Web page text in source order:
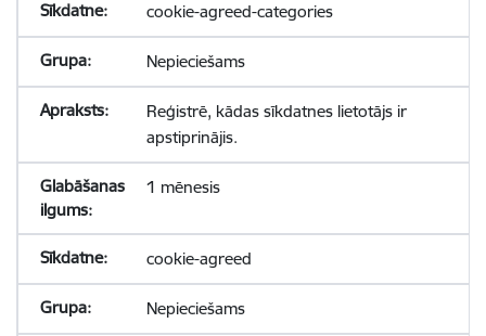
cookie-agreed-categories
Nepieciešams
Reģistrē, kādas sīkdatnes lietotājs ir
apstiprinājis.
1 mēnesis
cookie-agreed
Nepieciešams